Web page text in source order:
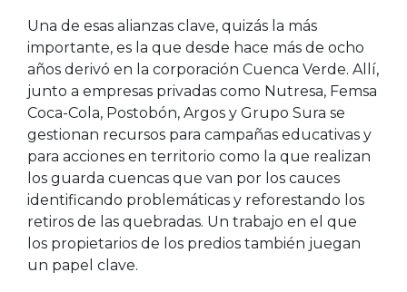
Una de esas alianzas clave, quizás la más
importante, es la que desde hace más de ocho
años derivó en la corporación Cuenca Verde. Allí,
junto a empresas privadas como Nutresa, Femsa
Coca-Cola, Postobón, Argos y Grupo Sura se
gestionan recursos para campañas educativas y
para acciones en territorio como la que realizan
los guarda cuencas que van por los cauces
identificando problemáticas y reforestando los
retiros de las quebradas. Un trabajo en el que
los propietarios de los predios también juegan
un papel clave.